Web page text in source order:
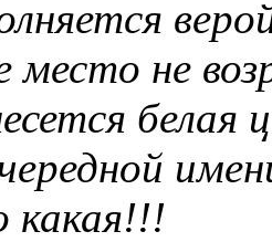
место не
белая
какая!!!